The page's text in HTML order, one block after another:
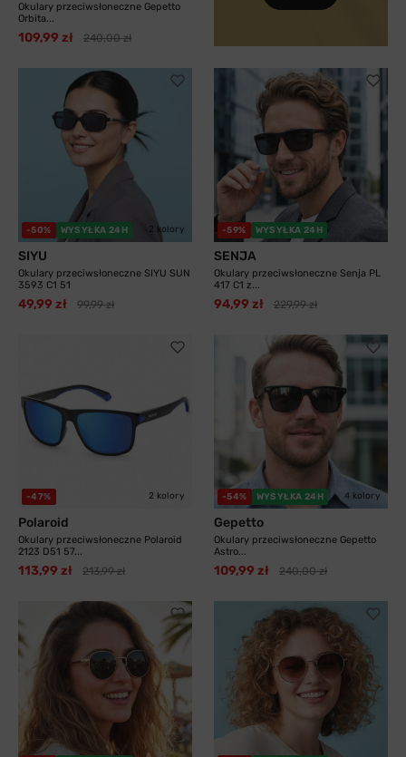
Okulary przeciwsłoneczne Gepetto
Orbita...
109,99 zł 240,00 zł
-50% WYSYŁKA 24H 2 kolory
SIYU
Okulary przeciwsłoneczne SIYU SUN
3593 C1 51
49,99 zł 99,99 zł
-59% WYSYŁKA 24H
SENJA
Okulary przeciwsłoneczne Senja PL
417 C1 z...
94,99 zł 229,99 zł
-47% 2 kolory
Polaroid
Okulary przeciwsłoneczne Polaroid
2123 D51 57...
113,99 zł 213,99 zł
-54% WYSYŁKA 24H 4 kolory
Gepetto
Okulary przeciwsłoneczne Gepetto
Astro...
109,99 zł 240,00 zł